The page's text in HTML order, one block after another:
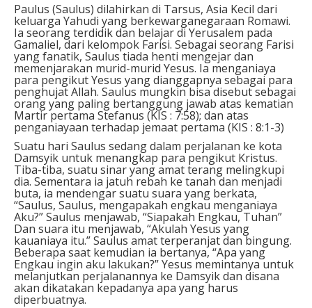
Paulus (Saulus) dilahirkan di Tarsus, Asia Kecil dari
keluarga Yahudi yang berkewarganegaraan Romawi.
Ia seorang terdidik dan belajar di Yerusalem pada
Gamaliel, dari kelompok Farisi. Sebagai seorang Farisi
yang fanatik, Saulus tiada henti mengejar dan
memenjarakan murid-murid Yesus. Ia menganiaya
para pengikut Yesus yang dianggapnya sebagai para
penghujat Allah. Saulus mungkin bisa disebut sebagai
orang yang paling bertanggung jawab atas kematian
Martir pertama Stefanus (KIS : 7:58); dan atas
penganiayaan terhadap jemaat pertama (KIS : 8:1-3)
Suatu hari Saulus sedang dalam perjalanan ke kota
Damsyik untuk menangkap para pengikut Kristus.
Tiba-tiba, suatu sinar yang amat terang melingkupi
dia. Sementara ia jatuh rebah ke tanah dan menjadi
buta, ia mendengar suatu suara yang berkata,
“Saulus, Saulus, mengapakah engkau menganiaya
Aku?” Saulus menjawab, “Siapakah Engkau, Tuhan”
Dan suara itu menjawab, “Akulah Yesus yang
kauaniaya itu.” Saulus amat terperanjat dan bingung.
Beberapa saat kemudian ia bertanya, “Apa yang
Engkau ingin aku lakukan?” Yesus memintanya untuk
melanjutkan perjalanannya ke Damsyik dan disana
akan dikatakan kepadanya apa yang harus
diperbuatnya.